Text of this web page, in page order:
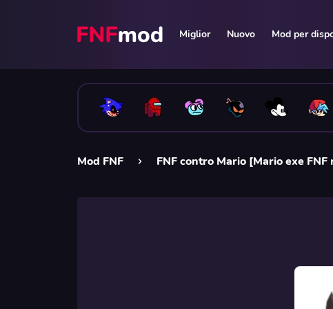
Miglior Nuovo Mod per
Mod FNF FNF contro Mario [Mario exe FNF